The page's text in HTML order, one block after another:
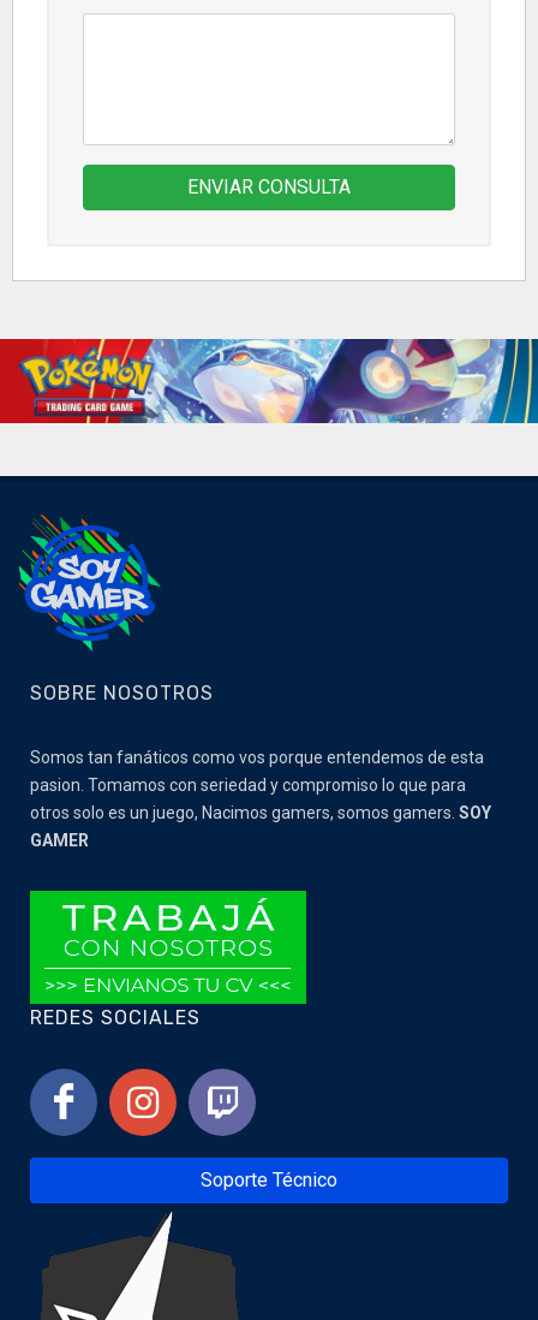
ENVIAR CONSULTA
SOBRE NOSOTROS
Somos tan fanáticos como vos porque entendemos de esta
pasion. Tomamos con seriedad y compromiso lo que para
otros solo es un juego, Nacimos gamers, somos gamers. SOY
GAMER
REDES SOCIALES
Soporte Técnico